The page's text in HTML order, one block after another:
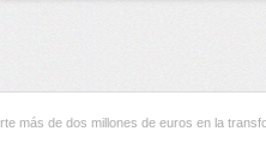
más de dos millones de euros en la